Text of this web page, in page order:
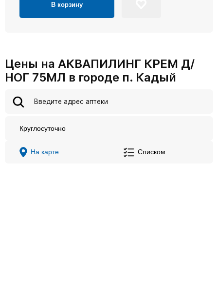
В корзину
Цены на АКВАПИЛИНГ КРЕМ Д/
НОГ 75МЛ в городе п. Кадый
Круглосуточно
На карте Списком